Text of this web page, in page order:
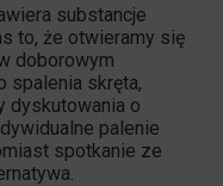
substancje
to, że otwieramy się
doborowym
spalenia skręta,
dyskutowania o
palenie
spotkanie ze